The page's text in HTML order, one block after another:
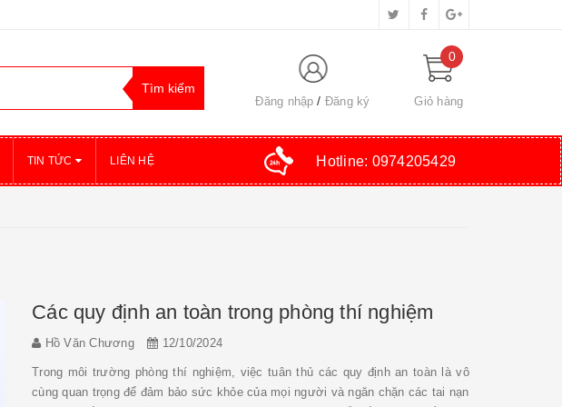
Đăng nhập Đăng ký
0
Giỏ hàng
TIN TỨC LIÊN HỆ Hotline: 0974205429
Các quy định an toàn trong phòng thí nghiệm
Hồ Văn Chương 12/10/2024
Trong môi trường phòng thí nghiệm, việc tuân thủ các quy định an toàn là vô
cùng quan trọng để đảm bảo sức khỏe của mọi người và ngăn chặn các tai nạn